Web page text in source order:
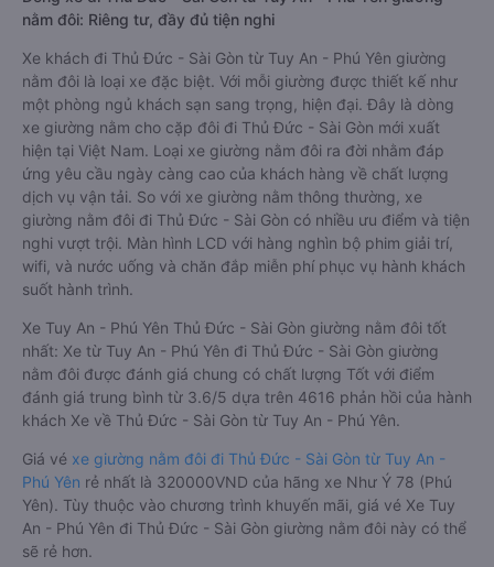
nằm đôi: Riêng tư, đầy đủ tiện nghi
Xe khách đi Thủ Đức - Sài Gòn từ Tuy An - Phú Yên giường
nằm đôi là loại xe đặc biệt. Với mỗi giường được thiết kế như
một phòng ngủ khách sạn sang trọng, hiện đại. Đây là dòng
xe giường nằm cho cặp đôi đi Thủ Đức - Sài Gòn mới xuất
hiện tại Việt Nam. Loại xe giường nằm đôi ra đời nhằm đáp
ứng yêu cầu ngày càng cao của khách hàng về chất lượng
dịch vụ vận tải. So với xe giường nằm thông thường, xe
giường nằm đôi đi Thủ Đức - Sài Gòn có nhiều ưu điểm và tiện
nghi vượt trội. Màn hình LCD với hàng nghìn bộ phim giải trí,
wifi, và nước uống và chăn đắp miễn phí phục vụ hành khách
suốt hành trình.
Xe Tuy An - Phú Yên Thủ Đức - Sài Gòn giường nằm đôi tốt
nhất: Xe từ Tuy An - Phú Yên đi Thủ Đức - Sài Gòn giường
nằm đôi được đánh giá chung có chất lượng Tốt với điểm
đánh giá trung bình từ 3.6/5 dựa trên 4616 phản hồi của hành
khách Xe về Thủ Đức - Sài Gòn từ Tuy An - Phú Yên.
Giá vé xe giường nằm đôi đi Thủ Đức - Sài Gòn từ Tuy An -
Phú Yên rẻ nhất là 320000VND của hãng xe Như Ý 78 (Phú
Yên). Tùy thuộc vào chương trình khuyến mãi, giá vé Xe Tuy
An - Phú Yên đi Thủ Đức - Sài Gòn giường nằm đôi này có thể
sẽ rẻ hơn.